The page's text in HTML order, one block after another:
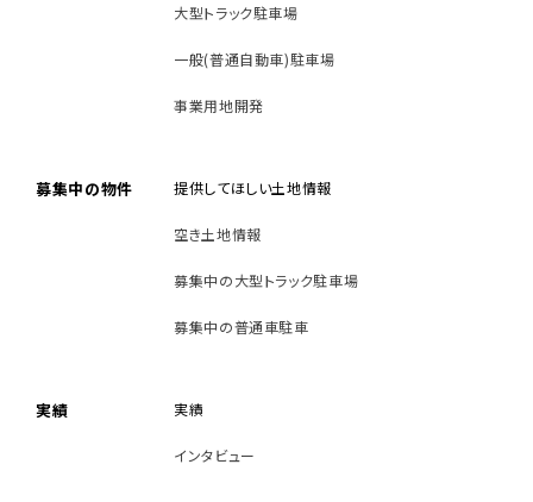
大型トラック駐車場
一般(普通自動車)駐車場
事業用地開発
募集中の物件 提供してほしい土地情報
空き土地情報
募集中の大型トラック駐車場
募集中の普通車駐車
実績 実績
インタビュー